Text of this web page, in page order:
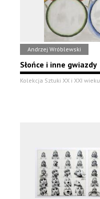
Andrzej Wróblewski
Słońce i inne gwiazdy
Kolekcja Sztuki XX i XXI wieku